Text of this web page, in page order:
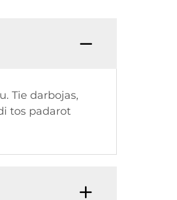
Tie darbojas,
tos padarot